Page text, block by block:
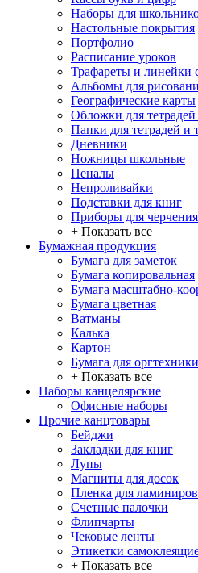
Наборы для
Настольные покрытия
Портфолио
Расписание уроков
Трафареты и линейки
Альбомы для
Географические карты
Обложки для
Папки для тетрадей и
Дневники
Ножницы школьные
Пеналы
Непроливайки
Подставки для книг
Приборы для черчения
+ Показать все
Бумажная продукция
Бумага для заметок
Бумага копировальная
Бумага масштабно-
Бумага цветная
Ватманы
Калька
Картон
Бумага для оргтехники
+ Показать все
Наборы канцелярские
Офисные наборы
Прочие канцтовары
Бейджи
Закладки для книг
Лупы
Магниты для досок
Пленка для
Счетные палочки
Флипчарты
Чековые ленты
Этикетки
+ Показать все